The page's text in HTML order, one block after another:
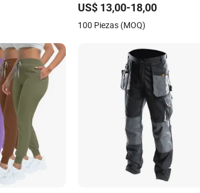
de equipos de color personalizado
US$ 13,00-18,00
100 Piezas (MOQ)